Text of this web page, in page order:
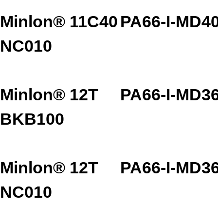
Minlon® 11C40
NC010
PA66-I-
Minlon® 12T
BKB100
PA66-I-
Minlon® 12T
NC010
PA66-I-